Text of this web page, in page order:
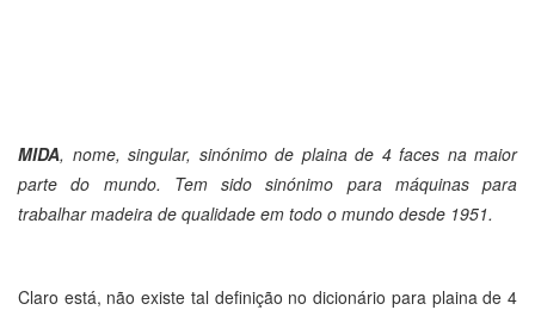
MIDA, nome, singular, sinónimo de plaina de 4 faces na maior
parte do mundo. Tem sido sinónimo para máquinas para
trabalhar madeira de qualidade em todo o mundo desde 1951.
Claro está, não existe tal definição no dicionário para plaina de 4